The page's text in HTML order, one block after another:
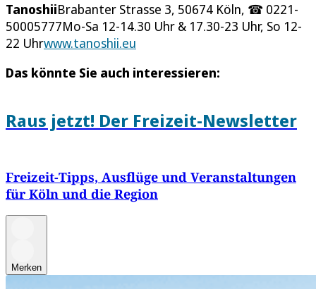
TanoshiiBrabanter Strasse 3, 50674 Köln, ☎ 0221-
50005777Mo-Sa 12-14.30 Uhr & 17.30-23 Uhr, So 12-
22 Uhrwww.tanoshii.eu
Das könnte Sie auch interessieren:
Raus jetzt! Der Freizeit-Newsletter
Freizeit-Tipps, Ausflüge und Veranstaltungen
für Köln und die Region
Merken